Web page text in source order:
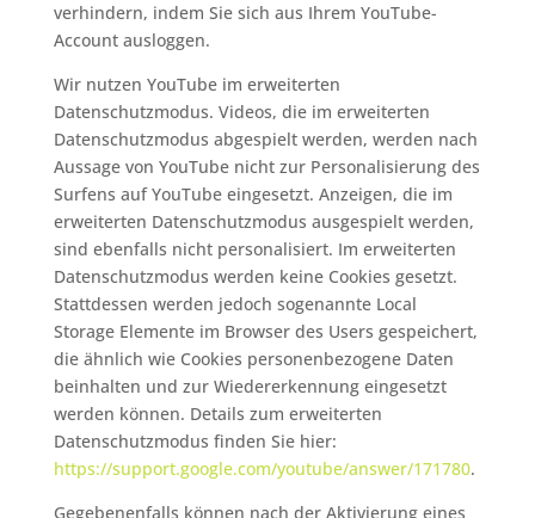
verhindern, indem Sie sich aus Ihrem YouTube-
Account ausloggen.
Wir nutzen YouTube im erweiterten
Datenschutzmodus. Videos, die im erweiterten
Datenschutzmodus abgespielt werden, werden nach
Aussage von YouTube nicht zur Personalisierung des
Surfens auf YouTube eingesetzt. Anzeigen, die im
erweiterten Datenschutzmodus ausgespielt werden,
sind ebenfalls nicht personalisiert. Im erweiterten
Datenschutzmodus werden keine Cookies gesetzt.
Stattdessen werden jedoch sogenannte Local
Storage Elemente im Browser des Users gespeichert,
die ähnlich wie Cookies personenbezogene Daten
beinhalten und zur Wiedererkennung eingesetzt
werden können. Details zum erweiterten
Datenschutzmodus finden Sie hier:
https://support.google.com/youtube/answer/171780.
Gegebenenfalls können nach der Aktivierung eines